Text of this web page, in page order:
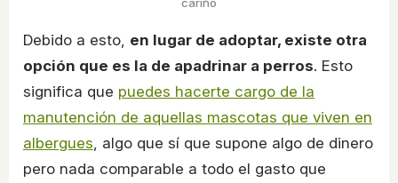
Debido a esto, en lugar de adoptar, existe otra
opción que es la de apadrinar a perros. Esto
significa que puedes hacerte cargo de la
manutención de aquellas mascotas que viven en
albergues , algo que sí que supone algo de dinero
pero nada comparable a todo el gasto que